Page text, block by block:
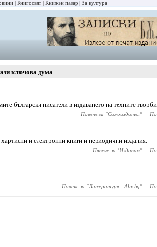
Книгосвят Книжен пазар За култура
ключова дума
български писатели в издаването на техните
Повече за "Самоиздател"
и електронни книги и периодични издания.
Повече за "Издавам"
Повече за "Литература - Abv.bg"